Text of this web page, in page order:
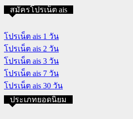
สมัครโปรเน็ต ais
โปรเน็ต ais 1 วัน
โปรเน็ต ais 2 วัน
โปรเน็ต ais 3 วัน
โปรเน็ต ais 7 วัน
โปรเน็ต ais 30 วัน
ประเภทยอดนิยม